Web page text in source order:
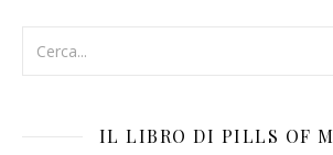
IL LIBRO DI PILLS OF